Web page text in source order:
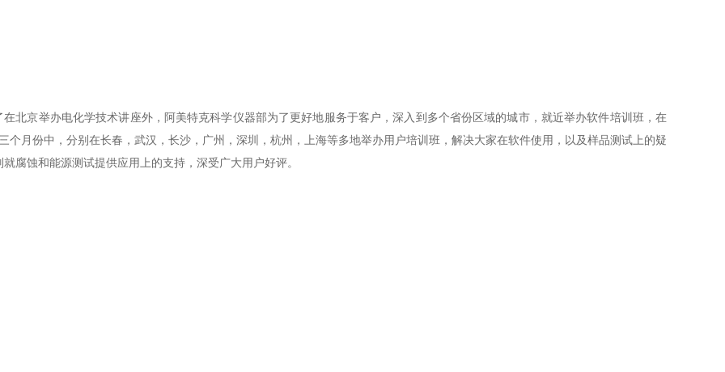
在北京举办电化学技术讲座外，阿美特克科学仪器部为了更好地服务于客户，深入到多个省份区域的城市，就近举办软件培训班，在
个月份中，分别在长春，武汉，长沙，广州，深圳，杭州，上海等多地举办用户培训班，解决大家在软件使用，以及样品测试上的疑
就腐蚀和能源测试提供应用上的支持，深受广大用户好评。